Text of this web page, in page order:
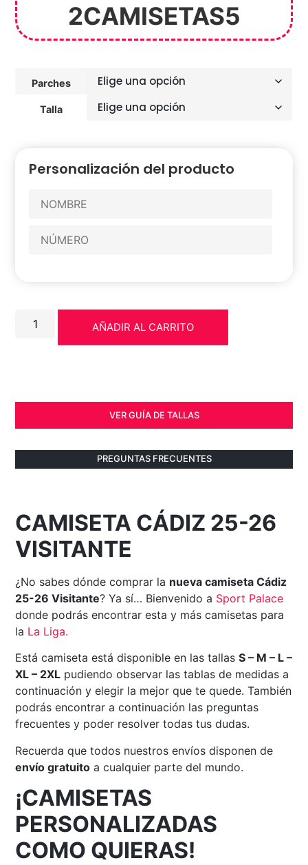
2CAMISETAS5
Parches
Talla
Personalización del producto
AÑADIR AL CARRITO
VER GUÍA DE TALLAS
PREGUNTAS FRECUENTES
CAMISETA CÁDIZ 25-26
VISITANTE
¿No sabes dónde comprar la nueva camiseta Cádiz
25-26 Visitante? Ya sí… Bienvenido a Sport Palace
donde podrás encontrar esta y más camisetas para
la La Liga.
Está camiseta está disponible en las tallasS – M – L –
XL – 2XL pudiendo observar las tablas de medidas a
continuación y elegir la mejor que te quede. También
podrás encontrar a continuación las preguntas
frecuentes y poder resolver todas tus dudas.
Recuerda que todos nuestros envíos disponen de
envío gratuito a cualquier parte del mundo.
¡CAMISETAS
PERSONALIZADAS
COMO QUIERAS!